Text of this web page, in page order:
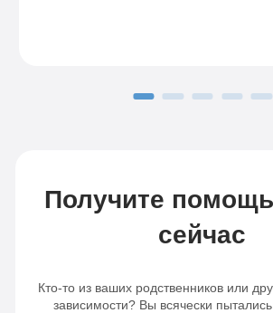
Получите
сейчас
Кто-то из ваших родственников или
зависимости? Вы всячески